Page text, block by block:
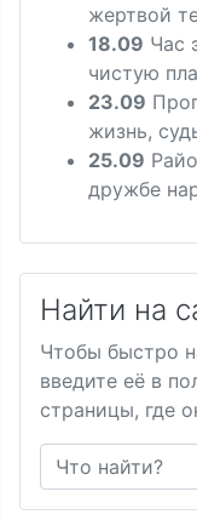
жертвой
18.09 Час
чистую
23.09
жизнь,
25.09
дружбе
Найти на
Чтобы быстро
введите её в
страницы, где